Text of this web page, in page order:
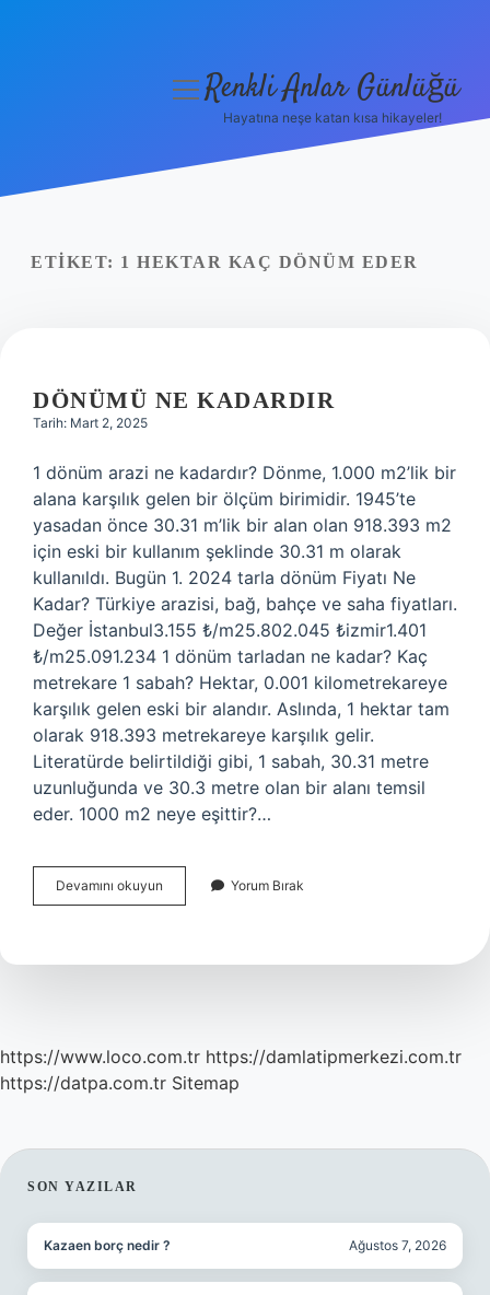
Yasal Uyarı
menüyüRenkli Anlar Günlüğü
Hayatına neşe katan kısa hikayeler!
ETIKET: 1 HEKTAR KAÇ DÖNÜM EDER
DÖNÜMÜ NE KADARDIR
Tarih: Mart 2, 2025
1 dönüm arazi ne kadardır? Dönme, 1.000 m2’lik bir
alana karşılık gelen bir ölçüm birimidir. 1945’te
yasadan önce 30.31 m’lik bir alan olan 918.393 m2
için eski bir kullanım şeklinde 30.31 m olarak
kullanıldı. Bugün 1. 2024 tarla dönüm Fiyatı Ne
Kadar? Türkiye arazisi, bağ, bahçe ve saha fiyatları.
Değer İstanbul3.155 ₺/m25.802.045 ₺izmir1.401
₺/m25.091.234 1 dönüm tarladan ne kadar? Kaç
metrekare 1 sabah? Hektar, 0.001 kilometrekareye
karşılık gelen eski bir alandır. Aslında, 1 hektar tam
olarak 918.393 metrekareye karşılık gelir.
Literatürde belirtildiği gibi, 1 sabah, 30.31 metre
uzunluğunda ve 30.3 metre olan bir alanı temsil
eder. 1000 m2 neye eşittir?…
Devamını okuyun Dönümü
Ne
Yorum Bırak
https://www.loco.com.tr https://damlatipmerkezi.com.tr
https://datpa.com.tr Sitemap
SIDEBAR
SON YAZILAR
Kazaen borç nedir ? Ağustos 7, 2026